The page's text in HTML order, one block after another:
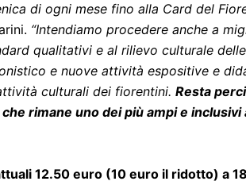
di ogni mese fino alla Card del
“Intendiamo procedere anche a
qualitativi e al rilievo culturale
e nuove attività espositive e
culturali dei fiorentini. Resta
rimane uno dei più ampi e
12.50 euro (10 euro il ridotto) a